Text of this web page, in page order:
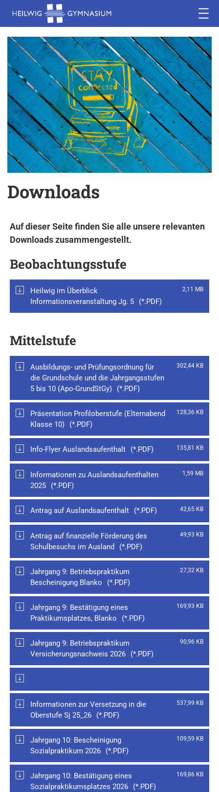
Downloads
Auf dieser Seite finden Sie alle unsere relevanten
Downloads zusammengestellt.
Beobachtungsstufe
Heilwig im Überblick
Informationsveranstaltung Jg. 5
2,11 MB
Mittelstufe
Ausbildungs- und Prüfungsordnung für
die Grundschule und die Jahrgangsstufen
5 bis 10 (Apo-GrundStGy)
302,44 KB
Präsentation Profiloberstufe (Elternabend
Klasse 10)
128,36 KB
Info-Flyer Auslandsaufenthalt 135,81 KB
Informationen zu Auslandsaufenthalten
2025
1,59 MB
Antrag auf Auslandsaufenthalt 42,65 KB
Antrag auf finanzielle Förderung des
Schulbesuchs im Ausland
49,93 KB
Jahrgang 9: Betriebspraktikum
Bescheinigung Blanko
27,32 KB
Jahrgang 9: Bestätigung eines
Praktikumsplatzes, Blanko
169,93 KB
Jahrgang 9: Betriebspraktikum
Versicherungsnachweis 2026
90,96 KB
Informationen zur Versetzung in die
Oberstufe Sj 25_26
537,99 KB
Jahrgang 10: Bescheinigung
Sozialpraktikum 2026
109,59 KB
Jahrgang 10: Bestätigung eines
Sozialpraktikumsplatzes 2026
169,86 KB